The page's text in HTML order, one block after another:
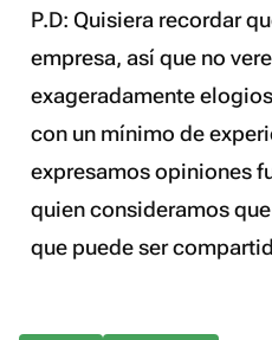
P.D: Quisiera recordar
empresa, así que no
exageradamente
con un mínimo de
expresamos opiniones
quien consideramos
que puede ser